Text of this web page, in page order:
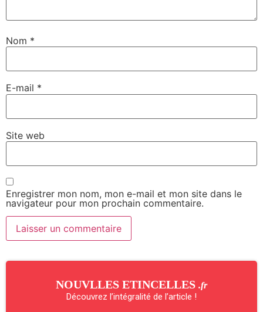
Nom *
E-mail *
Site web
Enregistrer mon nom, mon e-mail et mon site dans le
navigateur pour mon prochain commentaire.
NOUVLLES ETINCELLES .fr
Découvrez l’intégralité de l’article !